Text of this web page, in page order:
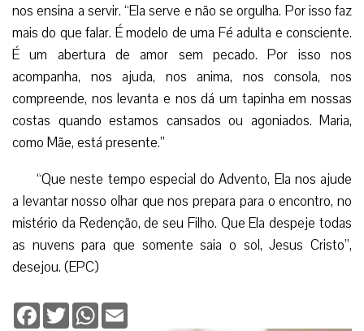
nos ensina a servir. “Ela serve e não se orgulha. Por isso faz
mais do que falar. É modelo de uma Fé adulta e consciente.
É um abertura de amor sem pecado. Por isso nos
acompanha, nos ajuda, nos anima, nos consola, nos
compreende, nos levanta e nos dá um tapinha em nossas
costas quando estamos cansados ou agoniados. Maria,
como Mãe, está presente.”
“Que neste tempo especial do Advento, Ela nos ajude
a levantar nosso olhar que nos prepara para o encontro, no
mistério da Redenção, de seu Filho. Que Ela despeje todas
as nuvens para que somente saia o sol, Jesus Cristo”,
desejou. (EPC)
Facebook
TwitterWhatsApp